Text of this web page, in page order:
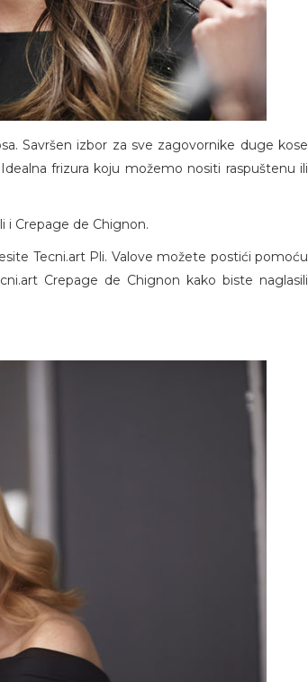
Savršen izbor za sve zagovornike duge kose
frizura koju možemo nositi raspuštenu ili
i Crepage de Chignon.
Tecni.art Pli. Valove možete postići pomoću
Crepage de Chignon kako biste naglasili